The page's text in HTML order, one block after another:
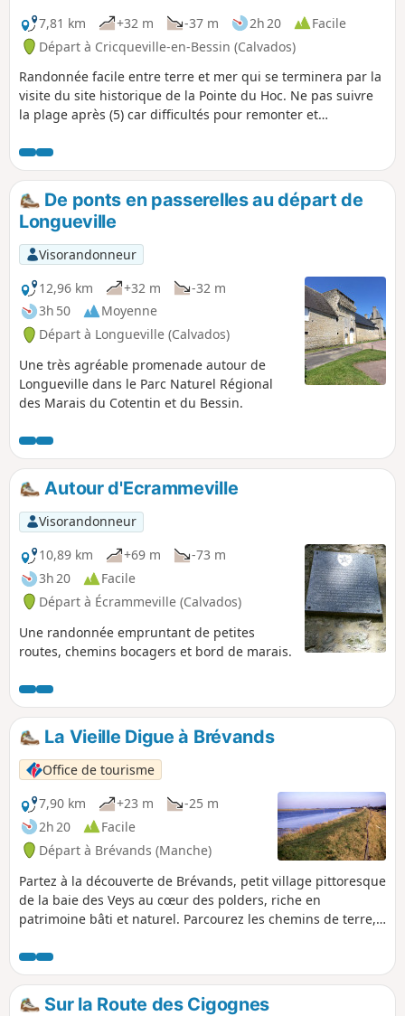
7,81 km
+32 m -37 m 2h 20
Facile
Départ à Cricqueville-en-Bessin (Calvados)
Randonnée facile entre terre et mer qui se terminera par la
visite du site historique de la Pointe du Hoc. Ne pas suivre
la plage après (5) car difficultés pour remonter et
De ponts en passerelles au départ de
Longueville
Visorandonneur
12,96 km
+32 m
-32 m
3h 50
Moyenne
Départ à Longueville (Calvados)
Une très agréable promenade autour de
Longueville dans le Parc Naturel Régional
des Marais du Cotentin et du Bessin.
Autour d'Ecrammeville
Visorandonneur
10,89 km
+69 m
-73 m
3h 20
Facile
Départ à Écrammeville (Calvados)
Une randonnée empruntant de petites
routes, chemins bocagers et bord de marais.
La Vieille Digue à Brévands
Office de tourisme
7,90 km
+23 m
-25 m
2h 20
Facile
Départ à Brévands (Manche)
Partez à la découverte de Brévands, petit village pittoresque
de la baie des Veys au cœur des polders, riche en
patrimoine bâti et naturel. Parcourez les chemins de terre,
territoire.
Sur la Route des Cigognes